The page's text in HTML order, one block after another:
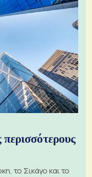
περισσότερους
το Σικάγο και το